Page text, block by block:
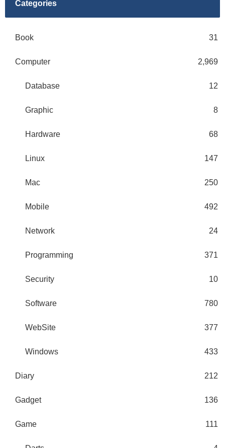
Categories
Book 31
Computer 2,969
Database 12
Graphic 8
Hardware 68
Linux 147
Mac 250
Mobile 492
Network 24
Programming 371
Security 10
Software 780
WebSite 377
Windows 433
Diary 212
Gadget 136
Game 111